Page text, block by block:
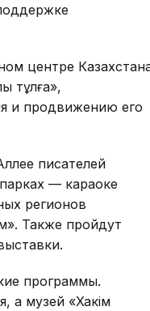
центре
тұлға»,
и продвижению его
писателей
— караоке
регионов
Также пройдут
программы.
а музей «Хакім